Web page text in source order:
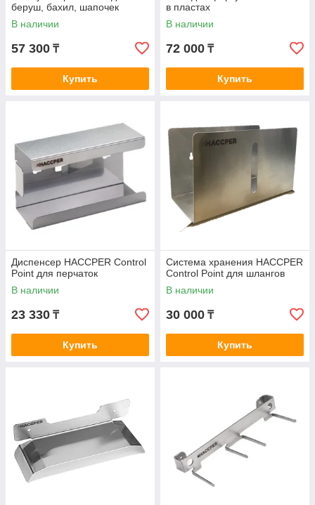
беруш, бахил, шапочек
В наличии
57 300 ₸
Купить
в пластах
В наличии
72 000 ₸
Купить
Диспенсер HACCPER Control
Point для перчаток
В наличии
23 330 ₸
Купить
Система хранения HACCPER
Control Point для шлангов
В наличии
30 000 ₸
Купить